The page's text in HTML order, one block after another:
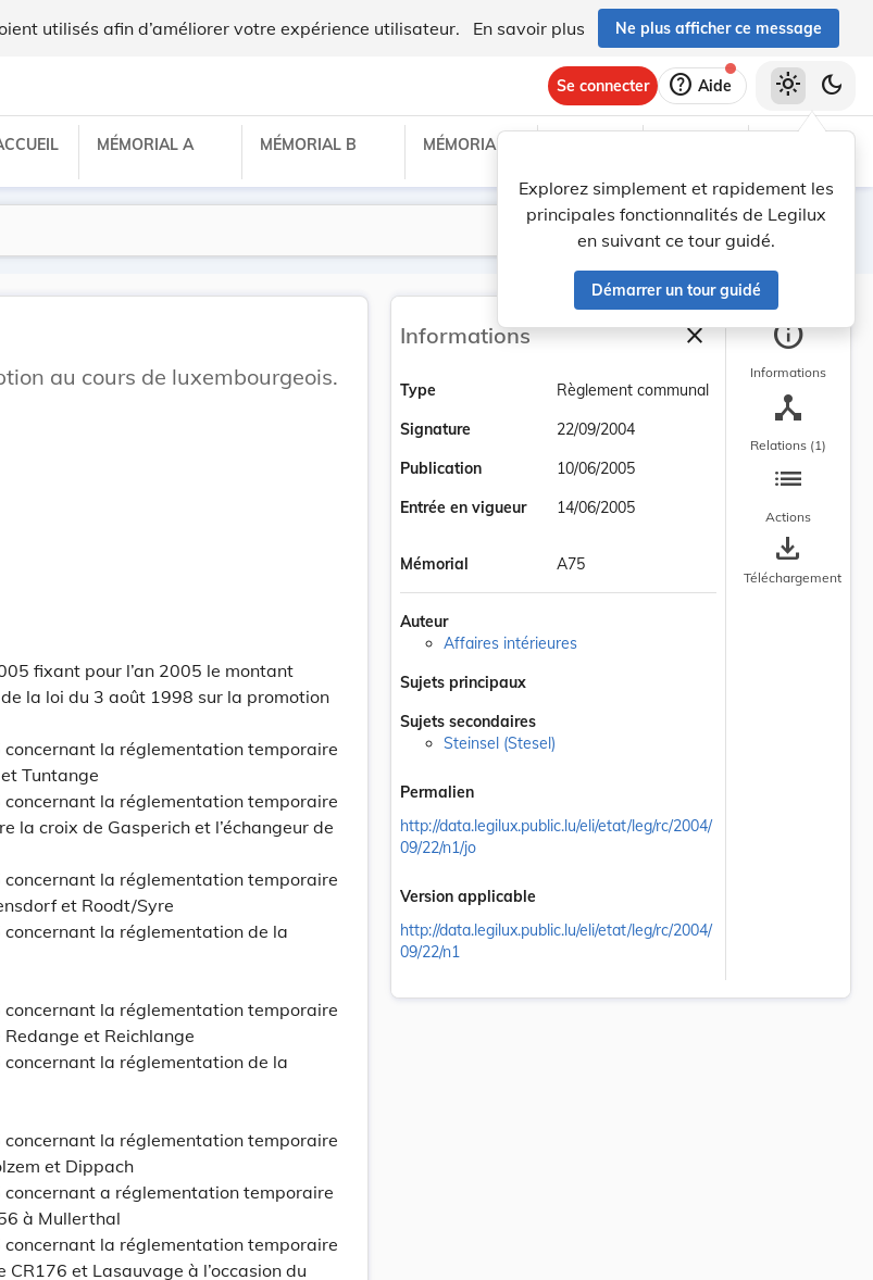
utilisés afin d’améliorer votre expérience utilisateur. En savoir plus Ne plus afficher ce message
Se connecter help Aide
Explorez simplement et rapidement les
principales fonctionnalités de Legilux
en suivant ce tour guidé.
Démarrer un tour guidé
light_mode dark_mode
MÉMORIAL A MÉMORIAL B MÉMORIAL C
Lancer la recherche
Filtres
au cours de luxembourgeois.
fixant pour l’an 2005 le montant
la loi du 3 août 1998 sur la promotion
la réglementation temporaire
Tuntange
la réglementation temporaire
la croix de Gasperich et l’échangeur de
la réglementation temporaire
et Roodt/Syre
la réglementation de la
la réglementation temporaire
et Reichlange
la réglementation de la
la réglementation temporaire
et Dippach
a réglementation temporaire
à Mullerthal
la réglementation temporaire
et Lasauvage à l’occasion du
Informations closeFermer la barre
Type
Règlement communal
Signature
22/09/2004
Publication
10/06/2005
Entrée en vigueur
14/06/2005
Mémorial A75
Auteur
Affaires intérieures
Sujets principaux
Sujets secondaires
Steinsel (Stesel)
Permalien
http://data.legilux.public.lu/eli/etat/leg/rc/2004/
09/22/n1/jo
Version applicable
http://data.legilux.public.lu/eli/etat/leg/rc/2004/
09/22/n1
info
Informations
device_hub
Relations (1)
list
Actions
save_alt
Téléchargement